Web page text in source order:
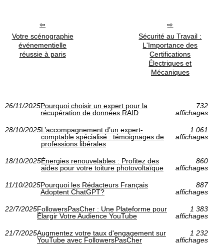
Votre scénographie
événementielle
réussie à paris
Sécurité au Travail :
L'Importance des
Certifications
Électriques et
Mécaniques
26/11/2025Pourquoi choisir un expert pour la
récupération de données RAID
732
affichages
28/10/2025L’accompagnement d’un expert-
comptable spécialisé : témoignages de
professions libérales
1 061
affichages
18/10/2025Énergies renouvelables : Profitez des
aides pour votre toiture photovoltaïque
860
affichages
11/10/2025Pourquoi les Rédacteurs Français
Adoptent ChatGPT?
887
affichages
22/7/2025FollowersPasCher : Une Plateforme pour
Élargir Votre Audience YouTube
1 383
affichages
21/7/2025Augmentez votre taux d'engagement sur
YouTube avec FollowersPasCher
1 232
affichages